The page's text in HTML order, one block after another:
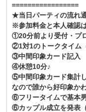
=================
★当日パーティの流れ
※参加料金と本人確認
①20分前より受付・プ
②1対1のトークタイム
③中間印象カード記入
④休憩10分♪
⑤中間印象カード集計
なので誰から好印象か
⑥フリータイムで基本
⑥カップル成立を発表